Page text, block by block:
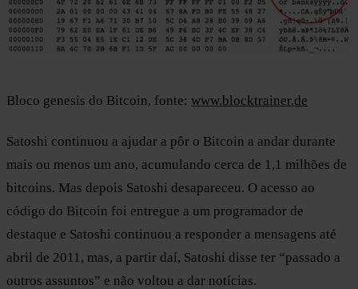
Bloco genesis do Bitcoin, fonte: www.blocktrainer.de
Satoshi continuou a ajudar a pôr o Bitcoin a andar durante
mais ou menos um ano, acumulando cerca de 1,1 milhões de
bitcoins. Mas depois Satoshi desapareceu. O acesso ao
código do Bitcoin foi entregue a um programador de
destaque e Satoshi continuou a responder a mensagens até
abril de 2011, mas, a partir daí, Satoshi disse ter “passado a
outros assuntos” e não voltou a dar notícias.